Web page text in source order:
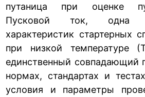
путаница при оценке
Пусковой ток, одна
характеристик стартерных
при низкой температуре
единственный совпадающий
нормах, стандартах и
условия и параметры